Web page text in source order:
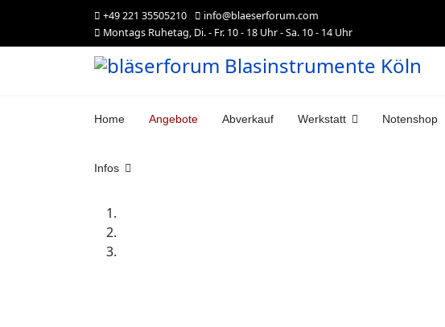
+49 221 35505210
info@blaeserforum.com
Montags Ruhetag, Di. - Fr. 10 - 18 Uhr - Sa. 10 - 14 Uhr
Home Angebote Abverkauf Werkstatt Notenshop
Infos